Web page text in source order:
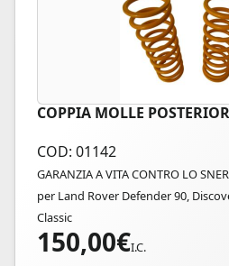
COPPIA MOLLE
COD: 01142
GARANZIA A VITA CONTRO LO
per Land Rover Defender 90,
Classic
150,00€I.C.